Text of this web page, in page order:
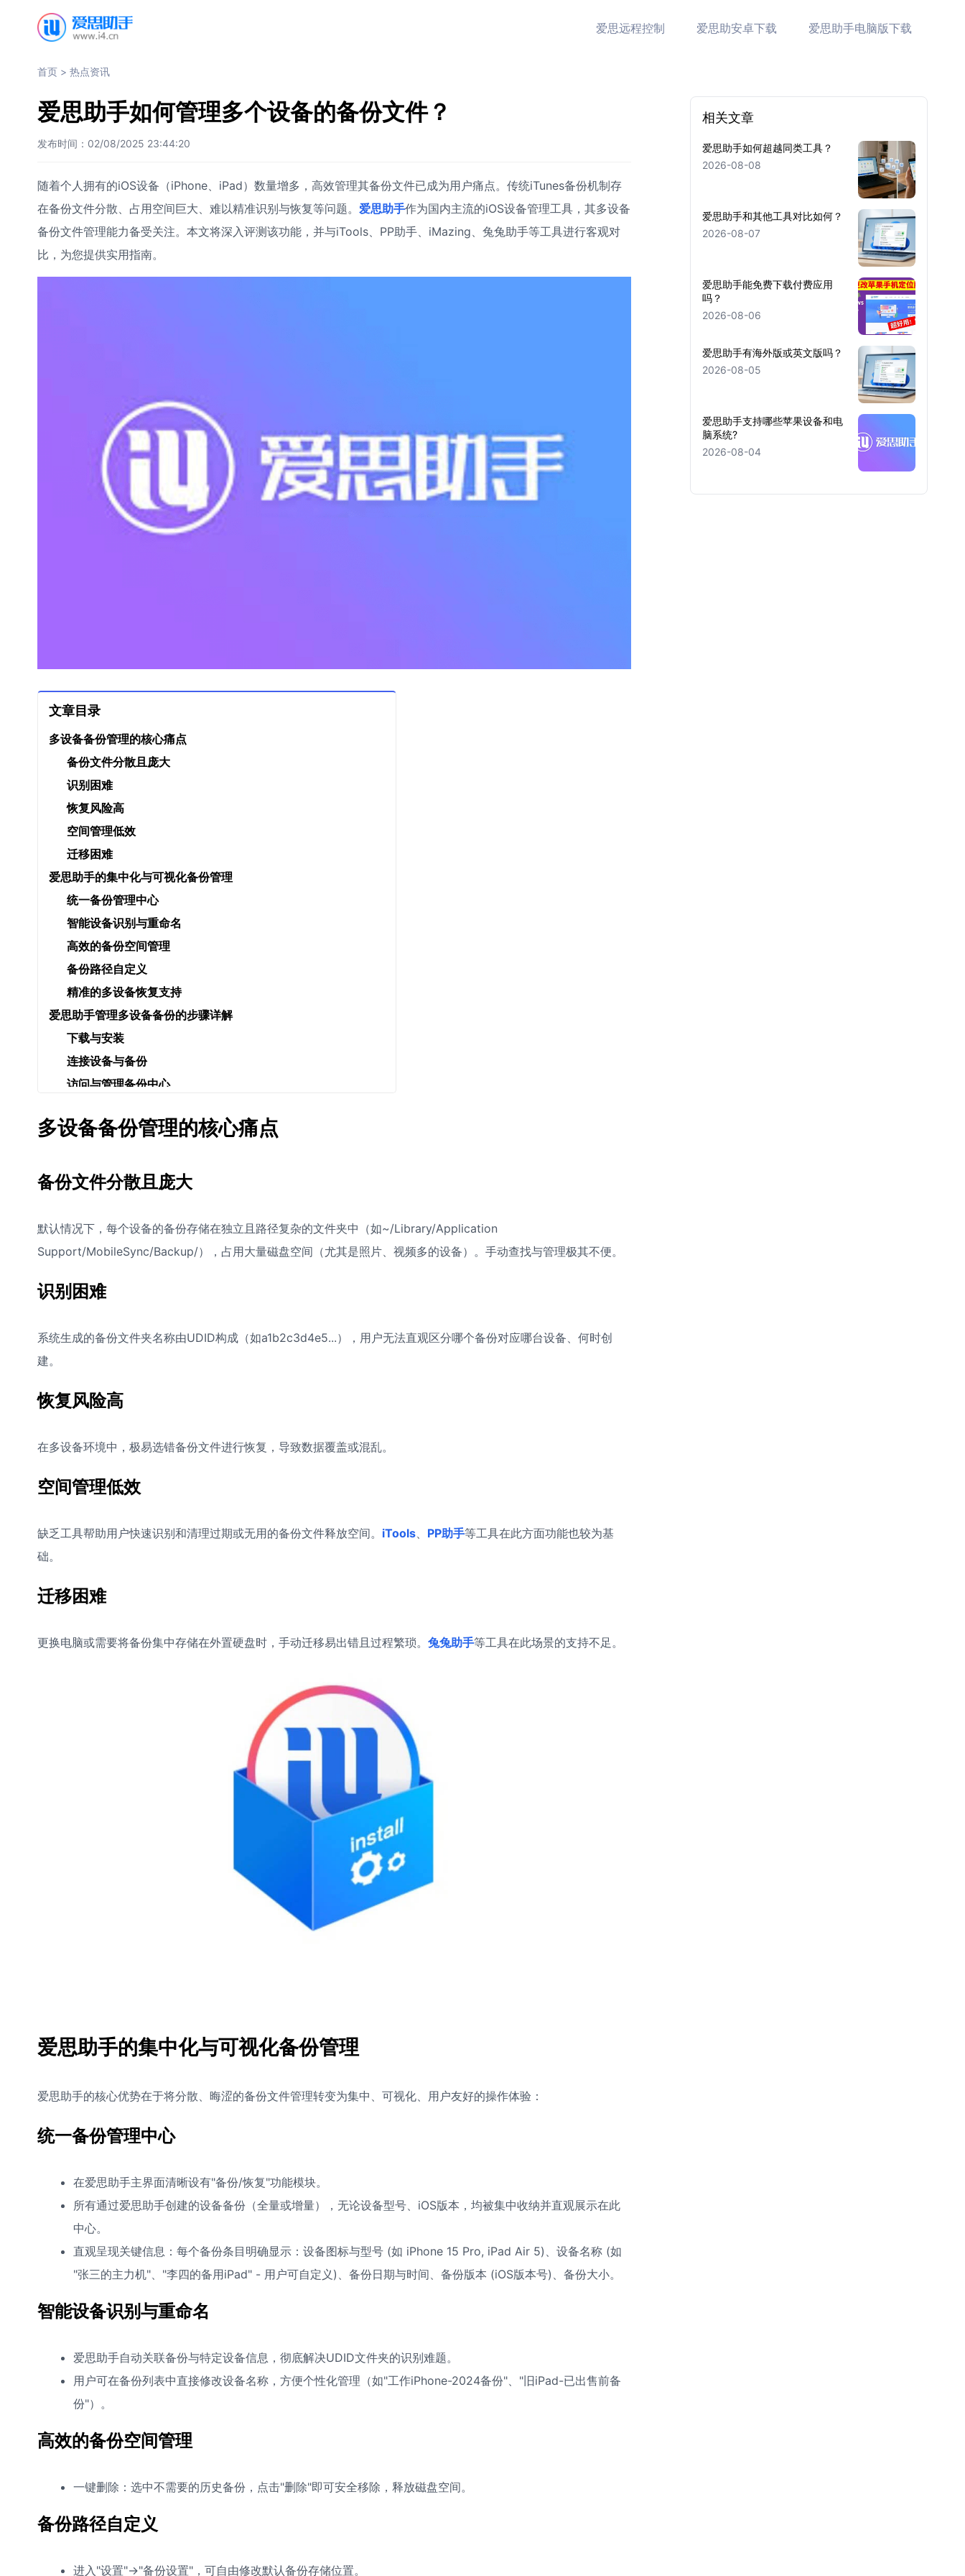
爱思远程控制 爱思助安卓下载 爱思助手电脑版下载
首页 > 热点资讯
爱思助手如何管理多个设备的备份文件？
发布时间：02/08/2025 23:44:20
随着个人拥有的iOS设备（iPhone、iPad）数量增多，高效管理其备份文件已成为用户痛点。传统iTunes备份机制存
在备份文件分散、占用空间巨大、难以精准识别与恢复等问题。 爱思助手作为国内主流的iOS设备管理工具，其多设备
备份文件管理能力备受关注。本文将深入评测该功能，并与iTools、PP助手、iMazing、兔兔助手等工具进行客观对
比，为您提供实用指南。
文章目录
多设备备份管理的核心痛点
备份文件分散且庞大
识别困难
恢复风险高
空间管理低效
迁移困难
爱思助手的集中化与可视化备份管理
统一备份管理中心
智能设备识别与重命名
高效的备份空间管理
备份路径自定义
精准的多设备恢复支持
爱思助手管理多设备备份的步骤详解
下载与安装
连接设备与备份
访问与管理备份中心
迁移现有备份
从备份恢复数据
爱思助手的备份列表里，同一设备有多个备份，如何区分哪个是最
新或需要的？
磁盘空间不足，爱思助手如何帮助我清理备份？
多设备备份管理的核心痛点
备份文件分散且庞大
默认情况下，每个设备的备份存储在独立且路径复杂的文件夹中（如~/Library/Application
Support/MobileSync/Backup/），占用大量磁盘空间（尤其是照片、视频多的设备）。手动查找与管理极其不便。
识别困难
系统生成的备份文件夹名称由UDID构成（如a1b2c3d4e5...），用户无法直观区分哪个备份对应哪台设备、何时创
建。
恢复风险高
在多设备环境中，极易选错备份文件进行恢复，导致数据覆盖或混乱。
空间管理低效
缺乏工具帮助用户快速识别和清理过期或无用的备份文件释放空间。 iTools、 PP助手等工具在此方面功能也较为基
础。
迁移困难
更换电脑或需要将备份集中存储在外置硬盘时，手动迁移易出错且过程繁琐。 兔兔助手等工具在此场景的支持不足。
爱思助手的集中化与可视化备份管理
爱思助手的核心优势在于将分散、晦涩的备份文件管理转变为集中、可视化、用户友好的操作体验：
统一备份管理中心
在爱思助手主界面清晰设有"备份/恢复"功能模块。
所有通过爱思助手创建的设备备份（全量或增量），无论设备型号、iOS版本，均被集中收纳并直观展示在此
中心。
直观呈现关键信息：每个备份条目明确显示：设备图标与型号 (如 iPhone 15 Pro, iPad Air 5)、设备名称 (如
"张三的主力机"、"李四的备用iPad" - 用户可自定义)、备份日期与时间、备份版本 (iOS版本号)、备份大小。
智能设备识别与重命名
爱思助手自动关联备份与特定设备信息，彻底解决UDID文件夹的识别难题。
用户可在备份列表中直接修改设备名称，方便个性化管理（如"工作iPhone-2024备份"、"旧iPad-已出售前备
份"）。
高效的备份空间管理
一键删除：选中不需要的历史备份，点击"删除"即可安全移除，释放磁盘空间。
备份路径自定义
进入"设置"->"备份设置"，可自由修改默认备份存储位置。
相关文章
爱思助手如何超越同类工具？
2026-08-08
爱思助手和其他工具对比如何？
2026-08-07
爱思助手能免费下载付费应用
吗？
2026-08-06
爱思助手有海外版或英文版吗？
2026-08-05
爱思助手支持哪些苹果设备和电
脑系统?
2026-08-04